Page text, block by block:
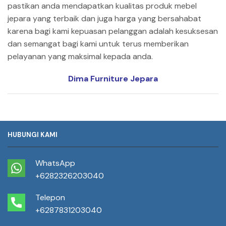
pastikan anda mendapatkan kualitas produk mebel
jepara yang terbaik dan juga harga yang bersahabat
karena bagi kami kepuasan pelanggan adalah kesuksesan
dan semangat bagi kami untuk terus memberikan
pelayanan yang maksimal kepada anda.
Dima Furniture Jepara
HUBUNGI KAMI
WhatsApp
+6282326203040
Telepon
+6287831203040